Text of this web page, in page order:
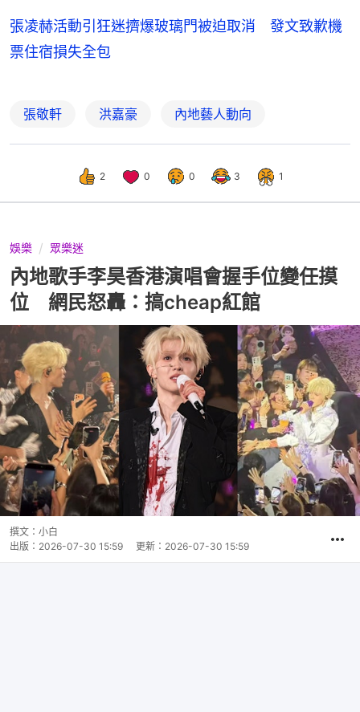
張凌赫活動引狂迷擠爆玻璃門被迫取消 發文致歉機
票住宿損失全包
張敬軒 洪嘉豪 內地藝人動向
2 0 0 3 1
娛樂 眾樂迷
內地歌手李昊香港演唱會握手位變任摸
位 網民怒轟：搞cheap紅館
撰文： 小白
出版： 2026-07-30 15:59 更新： 2026-07-30 15:59